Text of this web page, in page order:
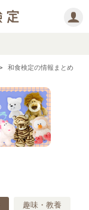
和食検定の情報まとめ
趣味・教養